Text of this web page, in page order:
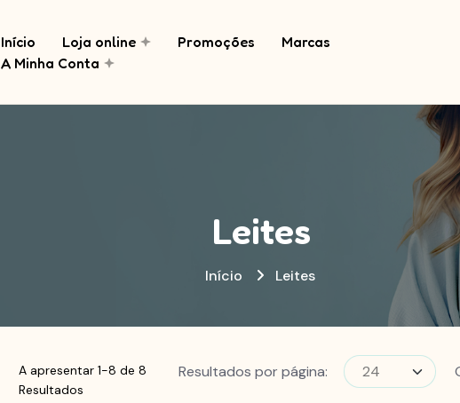
Início Loja online Promoções
Marcas
A Minha Conta
Leites
Início Leites
A apresentar 1-8 de 8
Resultados
Resultados por página: